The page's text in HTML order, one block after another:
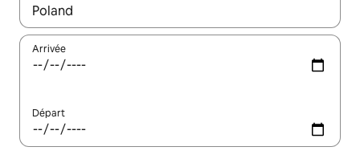
Lorsque les résultats s'affichent, utilisez les flèches vers le
Arrivée
Départ